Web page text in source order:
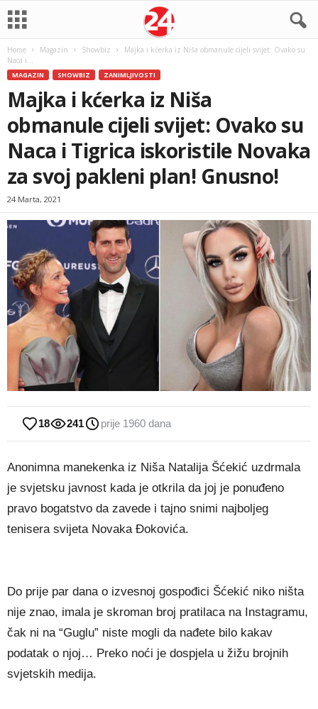
Home Magazin Showbiz
Majka i kćerka iz Niša obmanule cijeli svijet: Ovako su
Naca i...
MAGAZIN SHOWBIZ ZANIMLJIVOSTI
Majka i kćerka iz Niša
obmanule cijeli svijet: Ovako su
Naca i Tigrica iskoristile Novaka
za svoj pakleni plan! Gnusno!
24 Marta, 2021
18 241 prije 1960 dana
Anonimna manekenka iz Niša Natalija Šćekić uzdrmala
je svjetsku javnost kada je otkrila da joj je ponuđeno
pravo bogatstvo da zavede i tajno snimi najboljeg
tenisera svijeta Novaka Đokovića.
Do prije par dana o izvesnoj gospođici Šćekić niko ništa
nije znao, imala je skroman broj pratilaca na Instagramu,
čak ni na “Guglu” niste mogli da nađete bilo kakav
podatak o njoj… Preko noći je dospjela u žižu brojnih
svjetskih medija.